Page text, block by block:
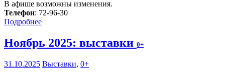
В афише возможны изменения.
Телефон: 72-96-30
Подробнее
Ноябрь 2025: выставки 0+
31.10.2025 Выставки, 0+